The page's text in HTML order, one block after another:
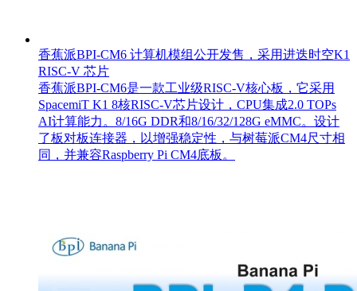
香蕉派BPI-CM6 计算机模组公开发售，采用进迭时空K1
RISC-V 芯片
香蕉派BPI-CM6是一款工业级RISC-V核心板，它采用
SpacemiT K1 8核RISC-V芯片设计，CPU集成2.0 TOPs
AI计算能力。8/16G DDR和8/16/32/128G eMMC。设计
了板对板连接器，以增强稳定性，与树莓派CM4尺寸相
同，并兼容Raspberry Pi CM4底板。